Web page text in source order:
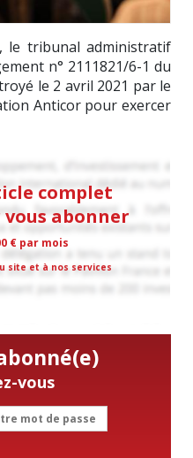
le tribunal administratif
n° 2111821/6-1 du
le 2 avril 2021 par le
Anticor pour exercer
complet
abonner
€ par mois
site et à nos services
vous